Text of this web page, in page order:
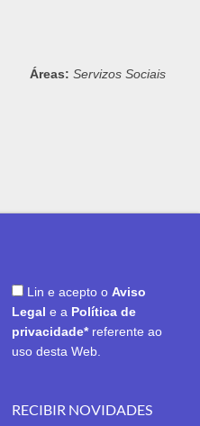
Áreas: Servizos Sociais
Lin e acepto o Aviso
Legal e a Política de
privacidade* referente ao
uso desta Web.
RECIBIR NOVIDADES